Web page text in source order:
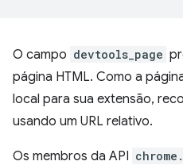
O campo devtools_page
página HTML. Como a
local para sua extensão,
usando um URL relativo.
Os membros da API